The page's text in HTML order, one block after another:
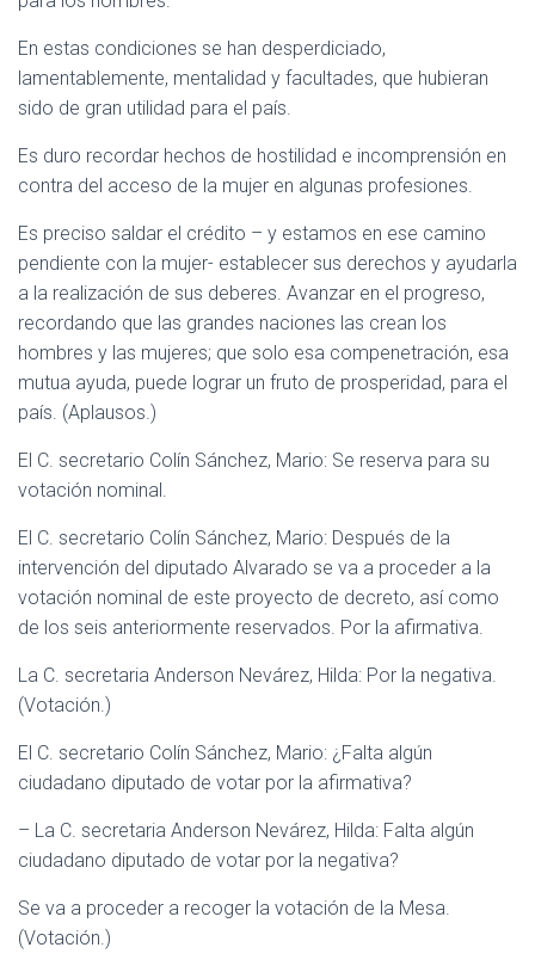
En estas condiciones se han desperdiciado,
lamentablemente, mentalidad y facultades, que hubieran
sido de gran utilidad para el país.
Es duro recordar hechos de hostilidad e incomprensión en
contra del acceso de la mujer en algunas profesiones.
Es preciso saldar el crédito – y estamos en ese camino
pendiente con la mujer- establecer sus derechos y ayudarla
a la realización de sus deberes. Avanzar en el progreso,
recordando que las grandes naciones las crean los
hombres y las mujeres; que solo esa compenetración, esa
mutua ayuda, puede lograr un fruto de prosperidad, para el
país. (Aplausos.)
El C. secretario Colín Sánchez, Mario: Se reserva para su
votación nominal.
El C. secretario Colín Sánchez, Mario: Después de la
intervención del diputado Alvarado se va a proceder a la
votación nominal de este proyecto de decreto, así como
de los seis anteriormente reservados. Por la afirmativa.
La C. secretaria Anderson Nevárez, Hilda: Por la negativa.
(Votación.)
El C. secretario Colín Sánchez, Mario: ¿Falta algún
ciudadano diputado de votar por la afirmativa?
– La C. secretaria Anderson Nevárez, Hilda: Falta algún
ciudadano diputado de votar por la negativa?
Se va a proceder a recoger la votación de la Mesa.
(Votación.)